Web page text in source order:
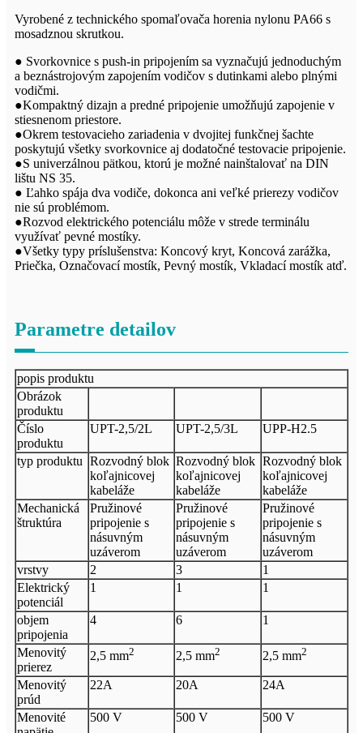
Vyrobené z technického spomaľovača horenia nylonu PA66 s
mosadznou skrutkou.
● Svorkovnice s push-in pripojením sa vyznačujú jednoduchým
a beznástrojovým zapojením vodičov s dutinkami alebo plnými
vodičmi.
●Kompaktný dizajn a predné pripojenie umožňujú zapojenie v
stiesnenom priestore.
●Okrem testovacieho zariadenia v dvojitej funkčnej šachte
poskytujú všetky svorkovnice aj dodatočné testovacie pripojenie.
●S univerzálnou pätkou, ktorú je možné nainštalovať na DIN
lištu NS 35.
● Ľahko spája dva vodiče, dokonca ani veľké prierezy vodičov
nie sú problémom.
●Rozvod elektrického potenciálu môže v strede terminálu
využívať pevné mostíky.
●Všetky typy príslušenstva: Koncový kryt, Koncová zarážka,
Priečka, Označovací mostík, Pevný mostík, Vkladací mostík atď.
Parametre detailov
popis produktu
Obrázok
produktu
Číslo
produktu
UPT-2,5/2L UPT-2,5/3L UPP-H2.5
typ produktu Rozvodný blok
koľajnicovej
kabeláže
Rozvodný blok
koľajnicovej
kabeláže
Rozvodný blok
koľajnicovej
kabeláže
Mechanická
štruktúra
Pružinové
pripojenie s
násuvným
uzáverom
Pružinové
pripojenie s
násuvným
uzáverom
Pružinové
pripojenie s
násuvným
uzáverom
vrstvy
2 3
1
Elektrický
potenciál
1 1 1
objem
pripojenia
4 6 1
Menovitý
prierez
2,5 mm2 2,5 mm2 2,5 mm2
Menovitý
prúd
22A 20A 24A
Menovité
500 V 500 V 500 V